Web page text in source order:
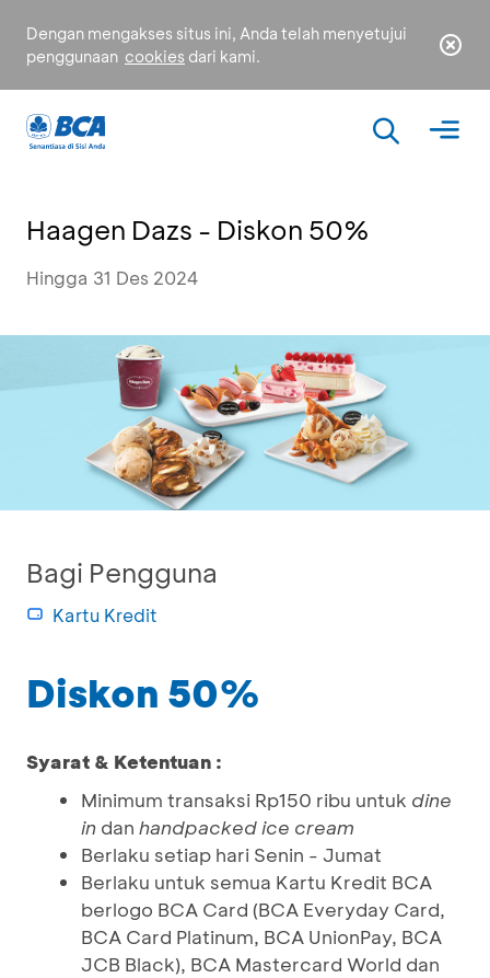
Dengan mengakses situs ini, Anda telah menyetujui
penggunaan cookies dari kami.
Haagen Dazs - Diskon 50%
Hingga 31 Des 2024
Bagi Pengguna
Kartu Kredit
Diskon 50%
Syarat & Ketentuan :
Minimum transaksi Rp150 ribu untuk dine
in dan handpacked ice cream
Berlaku setiap hari Senin - Jumat
Berlaku untuk semua Kartu Kredit BCA
berlogo BCA Card (BCA Everyday Card,
BCA Card Platinum, BCA UnionPay, BCA
JCB Black), BCA Mastercard World dan